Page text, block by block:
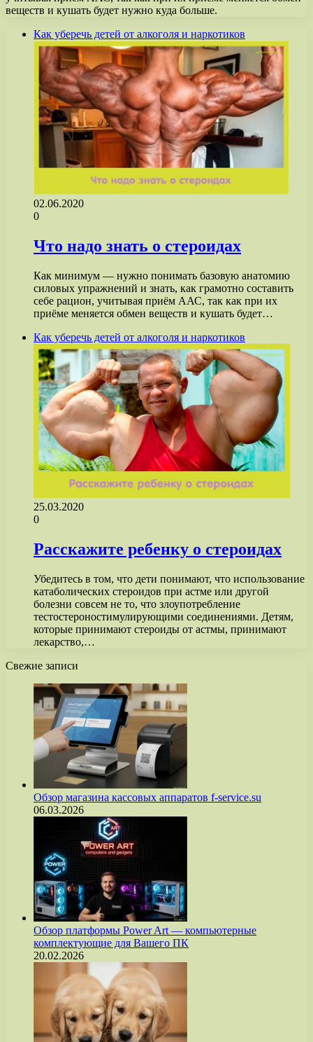
веществ и кушать будет нужно куда больше.
Как уберечь детей от алкоголя и наркотиков
02.06.2020
0
Что надо знать о стероидах
Как минимум — нужно понимать базовую анатомию
силовых упражнений и знать, как грамотно составить
себе рацион, учитывая приём ААС, так как при их
приёме меняется обмен веществ и кушать будет…
Как уберечь детей от алкоголя и наркотиков
25.03.2020
0
Расскажите ребенку о стероидах
Убедитесь в том, что дети понимают, что использование
катаболических стероидов при астме или другой
болезни совсем не то, что злоупотребление
тестостероностимулирующими соединениями. Детям,
которые принимают стероиды от астмы, принимают
лекарство,…
Свежие записи
Обзор магазина кассовых аппаратов f-service.su
06.03.2026
Обзор платформы Power Art — компьютерные
комплектующие для Вашего ПК
20.02.2026